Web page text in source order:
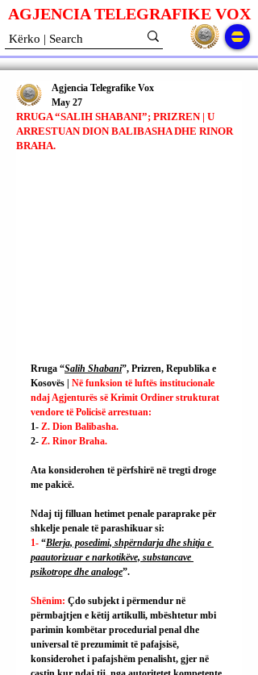
AGJENCIA TELEGRAFIKE VOX
RRUGA “SALIH SHABANI”; PRIZREN | U
ARRESTUAN DION BALIBASHA DHE RINOR
BRAHA.
Agjencia Telegrafike Vox
May 27
Rruga “Salih Shabani”, Prizren, Republika e
Kosovës | Në funksion të luftës institucionale
ndaj Agjenturës së Krimit Ordiner strukturat
vendore të Policisë arrestuan:
1- Z. Dion Balibasha.
2- Z. Rinor Braha.
Ata konsiderohen të përfshirë në tregti droge
me pakicë.
Ndaj tij filluan hetimet penale paraprake për
shkelje penale të parashikuar si:
1- “Blerja, posedimi, shpërndarja dhe shitja e
paautorizuar e narkotikëve, substancave
psikotrope dhe analoge”.
Shënim: Çdo subjekt i përmendur në
përmbajtjen e këtij artikulli, mbështetur mbi
parimin kombëtar procedurial penal dhe
universal të prezumimit të pafajsisë,
konsiderohet i pafajshëm penalisht, gjer në